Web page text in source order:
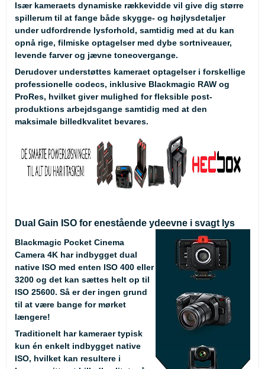
Især kameraets dynamiske rækkevidde vil give dig større
spillerum til at fange både skygge- og højlysdetaljer
under udfordrende lysforhold, samtidig med at du kan
opnå rige, filmiske optagelser med dybe sortniveauer,
levende farver og jævne toneovergange.
Derudover understøttes kameraet optagelser i forskellige
professionelle codecs, inklusive Blackmagic RAW og
ProRes, hvilket giver mulighed for fleksible post-
produktions arbejdsgange samtidig med at den
maksimale billedkvalitet bevares.
Dual Gain ISO for enestående ydeevne i svagt lys
Blackmagic Pocket Cinema
Camera 4K har indbygget dual
native ISO med enten ISO 400 eller
3200 og det kan sættes helt op til
ISO 25600. Så er der ingen grund
til at være bange for mørket
længere!
Traditionelt har kameraer typisk
kun én enkelt indbygget native
ISO, hvilket kan resultere i